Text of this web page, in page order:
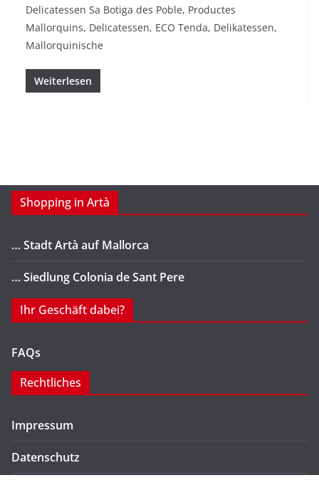
Delicatessen Sa Botiga des Poble, Productes
Mallorquins, Delicatessen, ECO Tenda, Delikatessen,
Mallorquinische
Weiterlesen
Shopping in Artà
… Stadt Artà auf Mallorca
… Siedlung Colonia de Sant Pere
Ihr Geschäft dabei?
FAQs
Rechtliches
Impressum
Datenschutz